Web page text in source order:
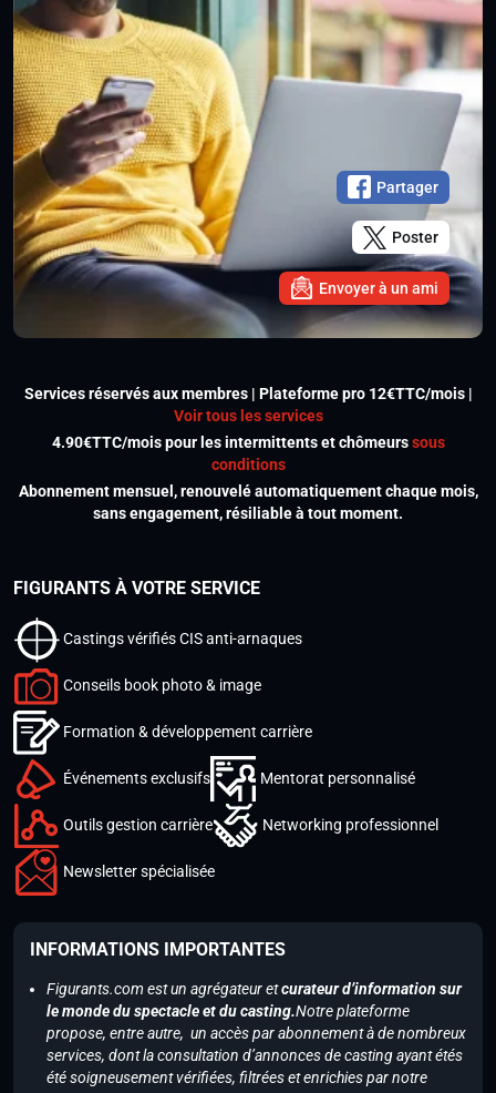
Partager
Poster
Envoyer à un ami
Services réservés aux membres | Plateforme pro 12€TTC/mois |
Voir tous les services
4.90€TTC/mois pour les intermittents et chômeurssous
conditions
Abonnement mensuel, renouvelé automatiquement chaque mois,
sans engagement, résiliable à tout moment.
FIGURANTS À VOTRE SERVICE
Castings vérifiés CIS anti-arnaques
Conseils book photo & image
Formation & développement carrière
Événements exclusifs Mentorat personnalisé
Outils gestion carrière Networking professionnel
Newsletter spécialisée
INFORMATIONS IMPORTANTES
Figurants.com est un agrégateur etcurateur d’information sur
le monde du spectacle et du casting.Notre plateforme
propose, entre autre, un accès par abonnement à de nombreux
services, dont la consultation d’annonces de casting ayant étés
été soigneusement vérifiées, filtrées et enrichies par notre